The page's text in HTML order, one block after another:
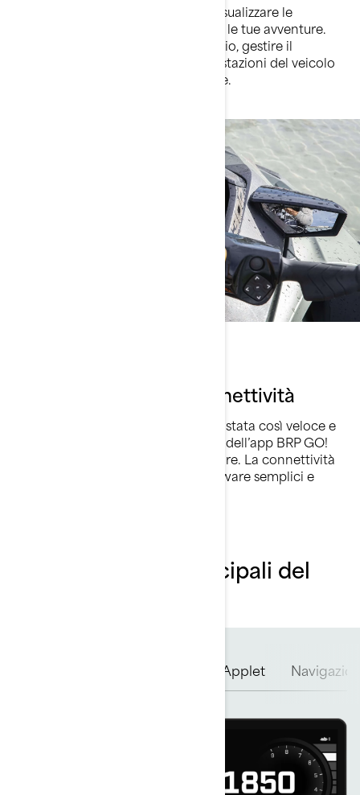
Personalizza più impostazioni per visualizzare le
informazioni che ti servono durante le tue avventure.
Grazie ai nuovi comandi sul manubrio, gestire il
contenuto dello schermo e le impostazioni del veicolo
sull’acqua non è mai stato così facile.
Un livello più alto di connettività
L’associazione Bluetooth non è mai stata così veloce e
semplice. La navigazione marittima dell’app BRP GO!
porta ogni uscita a un livello superiore. La connettività
Wi-Fi consente aggiornamenti software semplici e
Caratteristiche principali del
Menu Applet